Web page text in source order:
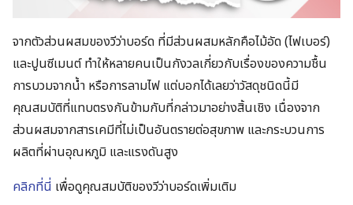
จากตัวส่วนผสมของวีว่าบอร์ด ที่มีส่วนผสมหลักคือไม้อัด (ไฟเบอร์)
และปูนซีเมนต์ ทำให้หลายคนเป็นกังวลเกี่ยวกับเรื่องของความชื้น
การบวมจากน้ำ หรือการลามไฟ แต่บอกได้เลยว่าวัสดุชนิดนี้มี
คุณสมบัติที่แทบตรงกันข้ามกับที่กล่าวมาอย่างสิ้นเชิง เนื่องจาก
ส่วนผสมจากสารเคมีที่ไม่เป็นอันตรายต่อสุขภาพ และกระบวนการ
ผลิตที่ผ่านอุณหภูมิ และแรงดันสูง
คลิกที่นี่ เพื่อดูคุณสมบัติของวีว่าบอร์ดเพิ่มเติม